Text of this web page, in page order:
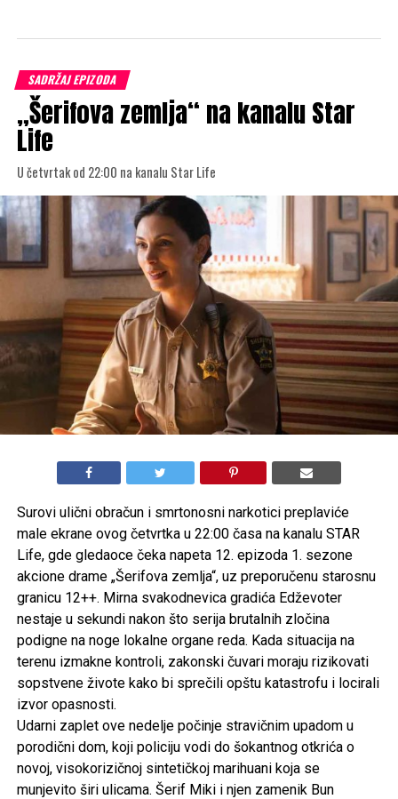
SADRŽAJ EPIZODA
„Šerifova zemlja“ na kanalu Star
Life
U četvrtak od 22:00 na kanalu Star Life
Surovi ulični obračun i smrtonosni narkotici preplaviće
male ekrane ovog četvrtka u 22:00 časa na kanalu STAR
Life, gde gledaoce čeka napeta 12. epizoda 1. sezone
akcione drame „Šerifova zemlja“, uz preporučenu starosnu
granicu 12++. Mirna svakodnevica gradića Edževoter
nestaje u sekundi nakon što serija brutalnih zločina
podigne na noge lokalne organe reda. Kada situacija na
terenu izmakne kontroli, zakonski čuvari moraju rizikovati
sopstvene živote kako bi sprečili opštu katastrofu i locirali
izvor opasnosti.
Udarni zaplet ove nedelje počinje stravičnim upadom u
porodični dom, koji policiju vodi do šokantnog otkrića o
novoj, visokorizičnoj sintetičkoj marihuani koja se
munjevito širi ulicama. Šerif Miki i njen zamenik Bun